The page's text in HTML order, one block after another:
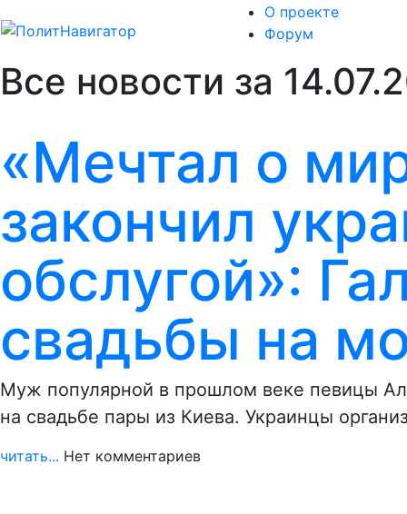
О проекте
Форум
Все новости за
«Мечтал о
закончил
обслугой»:
свадьбы на
Муж популярной в прошлом веке певицы
на свадьбе пары из Киева. Украинцы
читать... Нет комментариев